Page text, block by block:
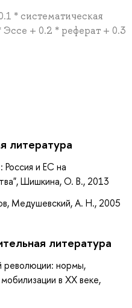
* систематическая
+ 0.2 * реферат + 0.3
литература
и ЕС на
Шишкина, О. В., 2013
Медушевский, А. Н., 2005
литература
революции: нормы,
в XX веке,